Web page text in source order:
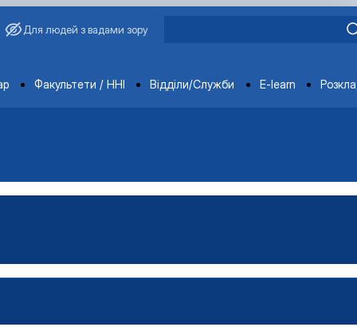
Для людей з вадами зору
Факультети / ННІ Відділи/Служби E-learn